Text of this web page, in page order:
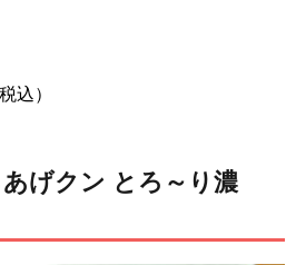
込）
げクン とろ～り濃